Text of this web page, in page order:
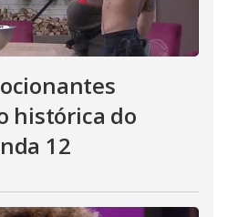
histórica do
12